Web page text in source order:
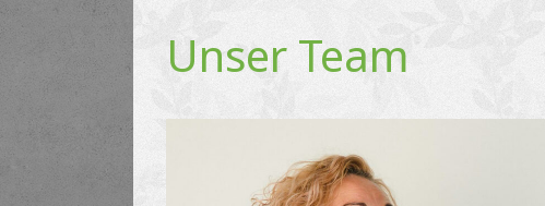
Unser Team